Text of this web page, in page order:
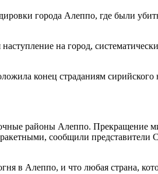
города Алеппо, где были
на город,
конец страданиям сирийского
районы Алеппо. Прекращение
ракетными, сообщили
в Алеппо, и что любая страна,